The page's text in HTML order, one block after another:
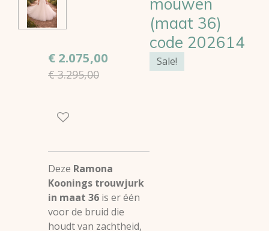
(maat 36)
code 202614
Sale!
€ 2.075,00
€ 3.295,00
Deze Ramona
Koonings trouwjurk
in maat 36 is er één
voor de bruid die
houdt van zachtheid,